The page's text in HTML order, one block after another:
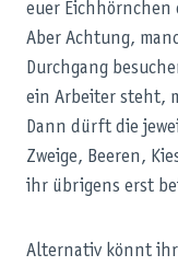
euer Eichhörnchen
Aber Achtung,
Durchgang
ein Arbeiter steht,
Dann dürft die
Zweige, Beeren,
ihr übrigens erst
Alternativ könnt ihr